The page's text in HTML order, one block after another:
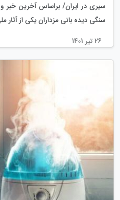
سیری در ایران/ براساس آخرین
سنگی دیده بانی مزداران یکی از آثار
26 تیر 1401